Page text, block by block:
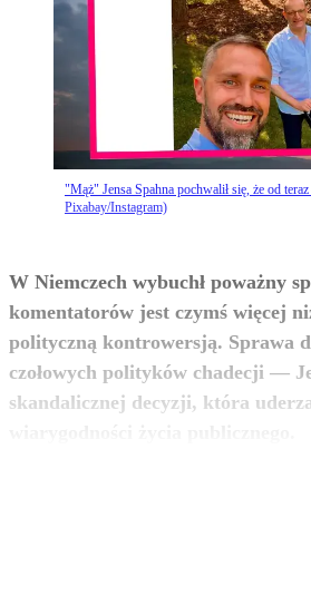
"Mąż" Jensa Spahna pochwalił się, że od
Pixabay/Instagram)
W Niemczech wybuchł poważny
komentatorów jest czymś więcej
polityczną kontrowersją. Sprawa
czołowych polityków chadecji —
skandalicznej decyzji, która
zobacz